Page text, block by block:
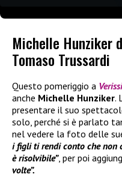
Michelle Hunziker
Tomaso Trussardi
Questo pomeriggio a
anche Michelle Hunziker.
presentare il suo
solo, perché si è parlato
nel vedere la foto delle
i figli ti rendi conto che non
è risolvibile”, per poi
volte”.